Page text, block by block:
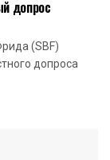
допрос
(SBF)
допроса